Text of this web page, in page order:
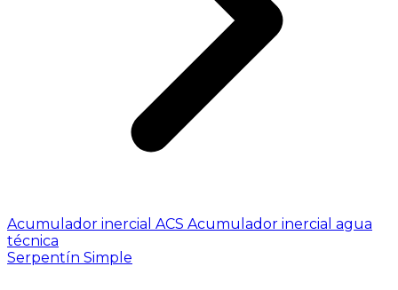
Acumulador inercial ACS Acumulador inercial agua
técnica
Serpentín Simple